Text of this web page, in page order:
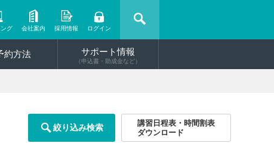
グ 会社案内 採用情報 ログイン
約方法 サポート情報
（申込書・助成金など）
絞り込み検索
講習日程表・時間割表
ダウンロード